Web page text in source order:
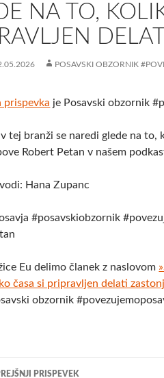
NA TO,
POSAVSKI OBZORNIK
prispevka je Posavski obzornik
v tej branži se naredi glede na
Robert Petan v našem
Hana Zupanc
#posavskiobzornik
Eu delimo članek z naslovom
časa si pripravljen delati
obzornik
PRISPEVEK